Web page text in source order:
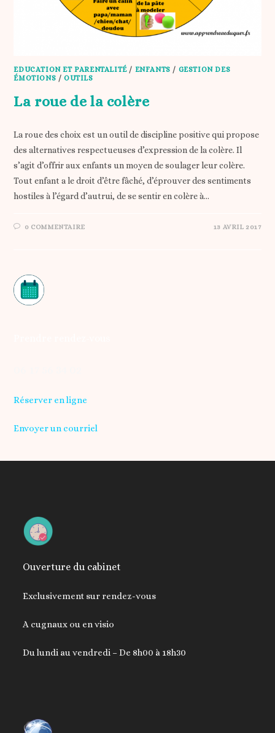
EDUCATION ET PARENTALITÉ/ ENFANTS / GESTION DES
ÉMOTIONS /OUTILS
La roue de la colère
La roue des choix est un outil de discipline positive qui propose
des alternatives respectueuses d’expression de la colère. Il
s’agit d’offrir aux enfants un moyen de soulager leur colère.
Tout enfant a le droit d’être fâché, d’éprouver des sentiments
hostiles à l’égard d’autrui, de se sentir en colère à…
0 COMMENTAIRE 13 AVRIL 2017
Réserver en ligne
Envoyer un courriel
Ouverture du cabinet
Exclusivement sur rendez-vous
A cugnaux ou en visio
Du lundi au vendredi – De 8h00 à 18h30